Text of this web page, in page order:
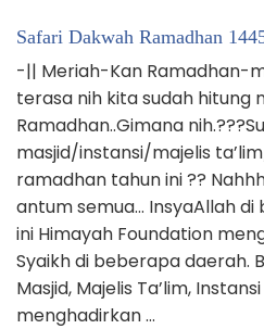
Safari Dakwah Ramadhan
-|| Meriah-Kan Ramadhan-
terasa nih kita sudah hitung
Ramadhan..Gimana
masjid/instansi/majelis
ramadhan tahun ini ??
antum semua… InsyaAllah
ini Himayah Foundation
Syaikh di beberapa daerah.
Masjid, Majelis Ta’lim,
menghadirkan …